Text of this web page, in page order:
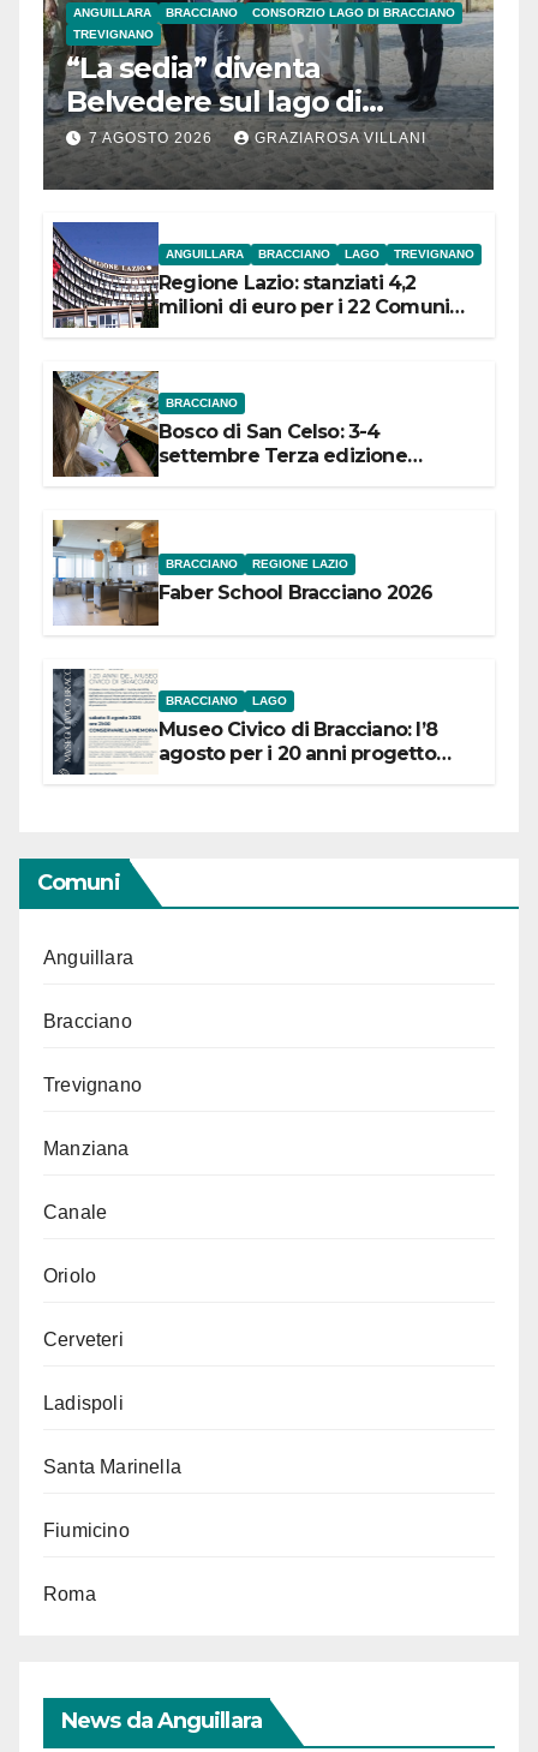
ANGUILLARA BRACCIANO
CONSORZIO LAGO DI BRACCIANO
TREVIGNANO
“La sedia” diventa
Belvedere sul lago di
Bracciano: ieri
l’inaugurazione
7 AGOSTO 2026 GRAZIAROSA VILLANI
ANGUILLARA BRACCIANO LAGO TREVIGNANO
Regione Lazio: stanziati 4,2
milioni di euro per i 22 Comuni
BRACCIANO
Bosco di San Celso: 3-4
settembre Terza edizione
BRACCIANO REGIONE LAZIO
Faber School Bracciano 2026
BRACCIANO LAGO
Museo Civico di Bracciano: l’8
agosto per i 20 anni progetto
Comuni
Anguillara
Bracciano
Trevignano
Manziana
Canale
Oriolo
Cerveteri
Ladispoli
Santa Marinella
Fiumicino
Roma
News da Anguillara